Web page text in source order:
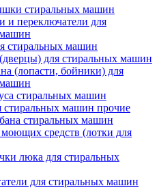
стиральных машин
и переключатели для
стиральных машин
для стиральных машин
(лопасти, бойники) для
стиральных машин
стиральных машин прочие
стиральных машин
средств (лотки для
люка для стиральных
для стиральных машин